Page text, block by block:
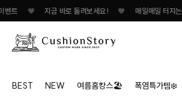
지금 바로 돌려보세요! ♥ 매일매일 터지는 룰렛이벤트
BEST NEW 여름홈캉스🏖 폭염특가템❄️